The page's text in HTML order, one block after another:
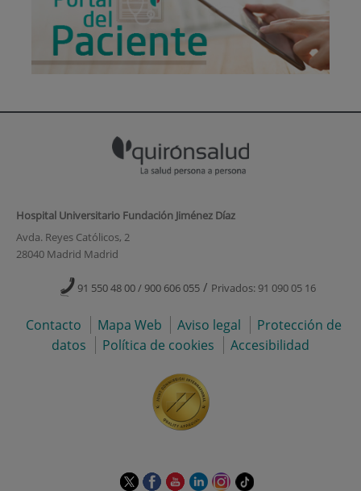
Hospital Universitario Fundación Jiménez Díaz
Avda. Reyes Católicos, 2
28040 Madrid Madrid
91 550 48 00 / 900 606 055 / Privados: 91 090 05 16
Contacto Mapa Web Aviso legal
Protección de
datos
Política de cookies Accesibilidad
EsteEsteEsteEsteEsteEnlace